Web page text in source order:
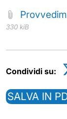
330 kiB
Condividi su:
SALVA IN